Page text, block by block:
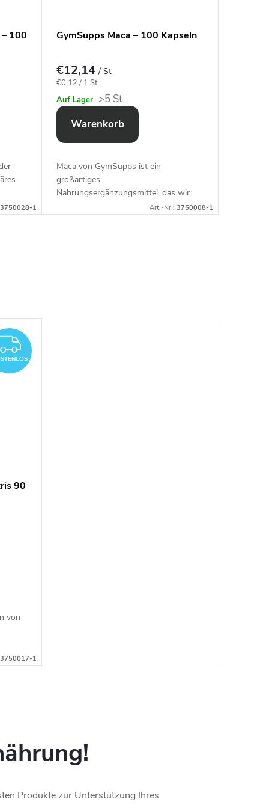
100
3750028-1
GymSupps Maca – 100 Kapseln
€12,14/ St
Verkaufspreis:
€0,12 / 1 St
Auf Lager >5 St
Warenkorb
Maca von GymSupps ist ein
großartiges
Nahrungsergänzungsmittel, das wir
unbedingt für das täglicheArt.-Nr.: 3750008-1
KOSTENLOS
90
von
3750017-1
Produkte zur Unterstützung Ihres